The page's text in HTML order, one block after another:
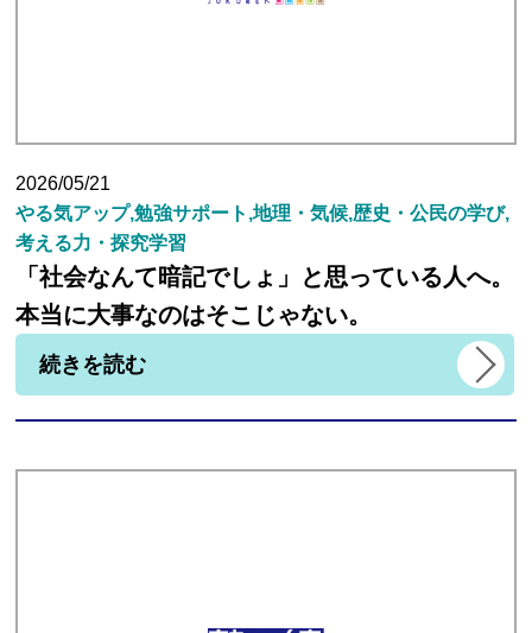
小学生
中学生
大学受験の方
2026/05/21
やる気アップ,勉強サポート,地理・気候,歴史・公民の学び,
考える力・探究学習
「社会なんて暗記でしょ」と思っている人へ。
本当に大事なのはそこじゃない。
続きを読む